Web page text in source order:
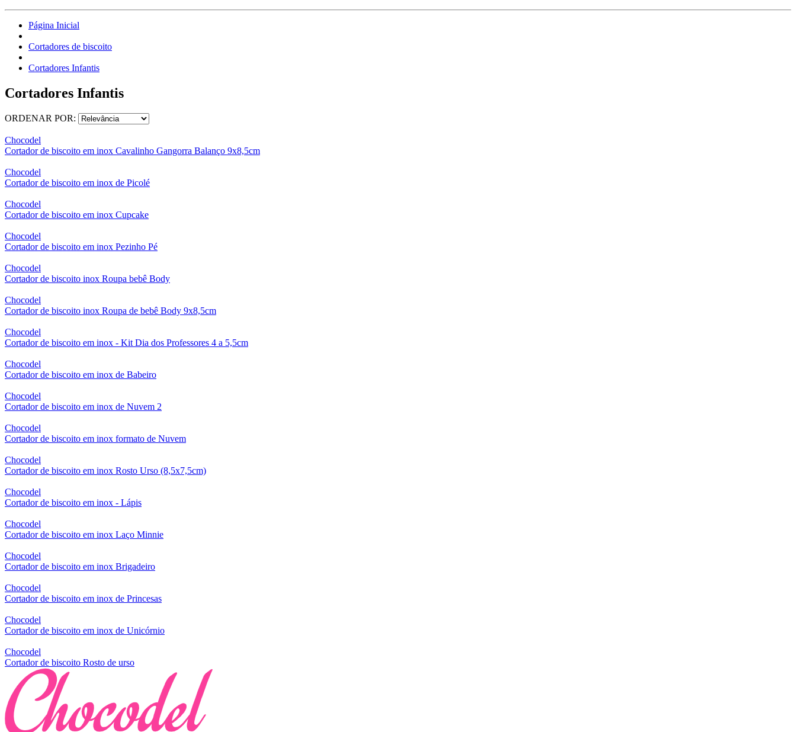
Página Inicial
Cortadores de biscoito
Cortadores Infantis
Cortadores Infantis
ORDENAR POR:
Chocodel
Cortador de biscoito em inox Cavalinho Gangorra Balanço 9x8,5cm
Chocodel
Cortador de biscoito em inox de Picolé
Chocodel
Cortador de biscoito em inox Cupcake
Chocodel
Cortador de biscoito em inox Pezinho Pé
Chocodel
Cortador de biscoito inox Roupa bebê Body
Chocodel
Cortador de biscoito inox Roupa de bebê Body 9x8,5cm
Chocodel
Cortador de biscoito em inox - Kit Dia dos Professores 4 a 5,5cm
Chocodel
Cortador de biscoito em inox de Babeiro
Chocodel
Cortador de biscoito em inox de Nuvem 2
Chocodel
Cortador de biscoito em inox formato de Nuvem
Chocodel
Cortador de biscoito em inox Rosto Urso (8,5x7,5cm)
Chocodel
Cortador de biscoito em inox - Lápis
Chocodel
Cortador de biscoito em inox Laço Minnie
Chocodel
Cortador de biscoito em inox Brigadeiro
Chocodel
Cortador de biscoito em inox de Princesas
Chocodel
Cortador de biscoito em inox de Unicórnio
Chocodel
Cortador de biscoito Rosto de urso